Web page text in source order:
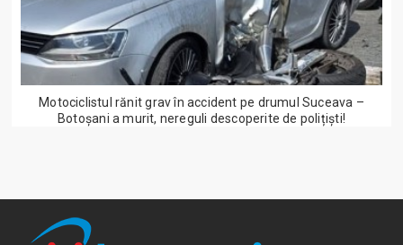
Motociclistul rănit grav în accident pe drumul Suceava –
Botoșani a murit, nereguli descoperite de polițiști!